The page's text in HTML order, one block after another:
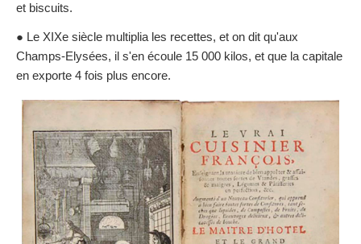
et biscuits.
● Le XIXe siècle multiplia les recettes, et on dit qu'aux
Champs-Elysées, il s'en écoule 15 000 kilos, et que la capitale
en exporte 4 fois plus encore.